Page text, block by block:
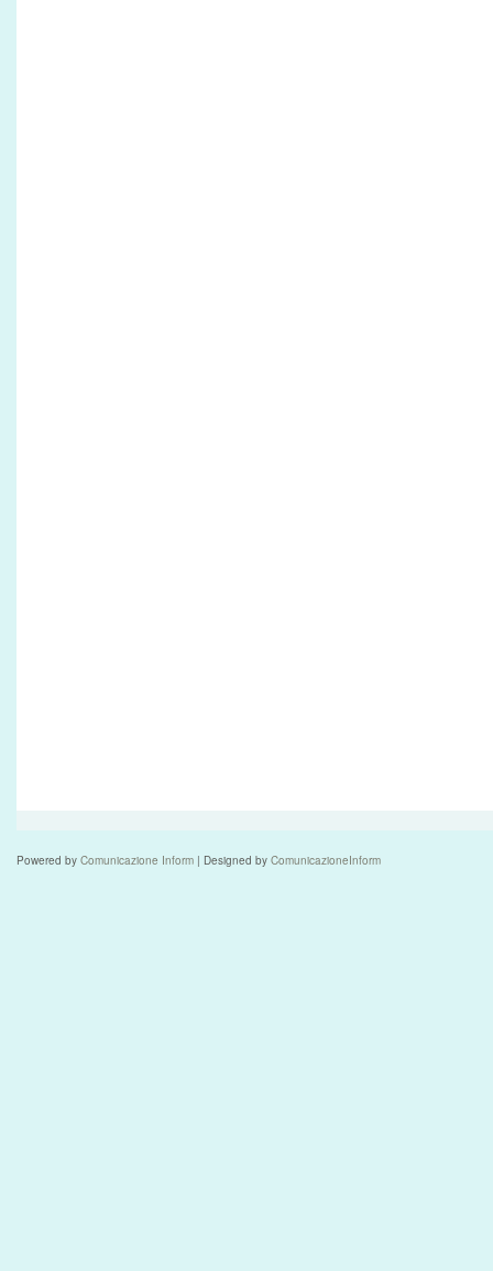
Powered by Comunicazione Inform | Designed by ComunicazioneInform